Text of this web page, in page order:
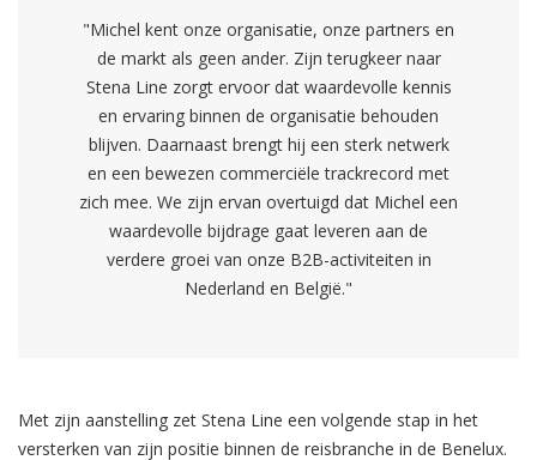
"Michel kent onze organisatie, onze partners en
de markt als geen ander. Zijn terugkeer naar
Stena Line zorgt ervoor dat waardevolle kennis
en ervaring binnen de organisatie behouden
blijven. Daarnaast brengt hij een sterk netwerk
en een bewezen commerciële trackrecord met
zich mee. We zijn ervan overtuigd dat Michel een
waardevolle bijdrage gaat leveren aan de
verdere groei van onze B2B-activiteiten in
Nederland en België."
Met zijn aanstelling zet Stena Line een volgende stap in het
versterken van zijn positie binnen de reisbranche in de Benelux.